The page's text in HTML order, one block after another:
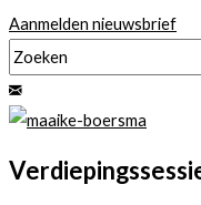
Ga
naar
de
inhoud
Aanmelden nieuwsbrief